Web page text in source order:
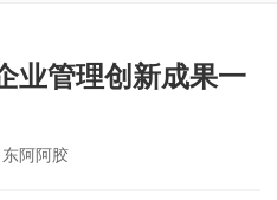
业管理创新成果一
阿阿胶